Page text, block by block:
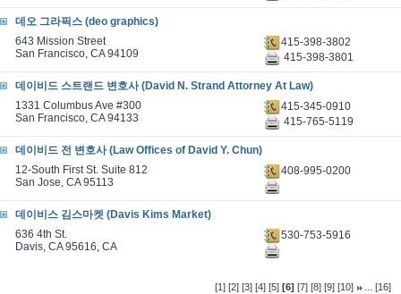
데오 그라픽스 (deo graphics)
643 Mission Street
San Francisco, CA 94109
415-398-3802
415-398-3801
데이비드 스트랜드 변호사 (David N. Strand Attorney At Law)
1331 Columbus Ave #300
San Francisco, CA 94133
415-345-0910
415-765-5119
데이비드 전 변호사 (Law Offices of David Y. Chun)
12-South First St. Suite 812
San Jose, CA 95113
408-995-0200
데이비스 김스마켓 (Davis Kims Market)
636 4th St.
Davis, CA 95616, CA
530-753-5916
[1] [2] [3] [4] [5] [6] [7] [8] [9] [10] ...[16]